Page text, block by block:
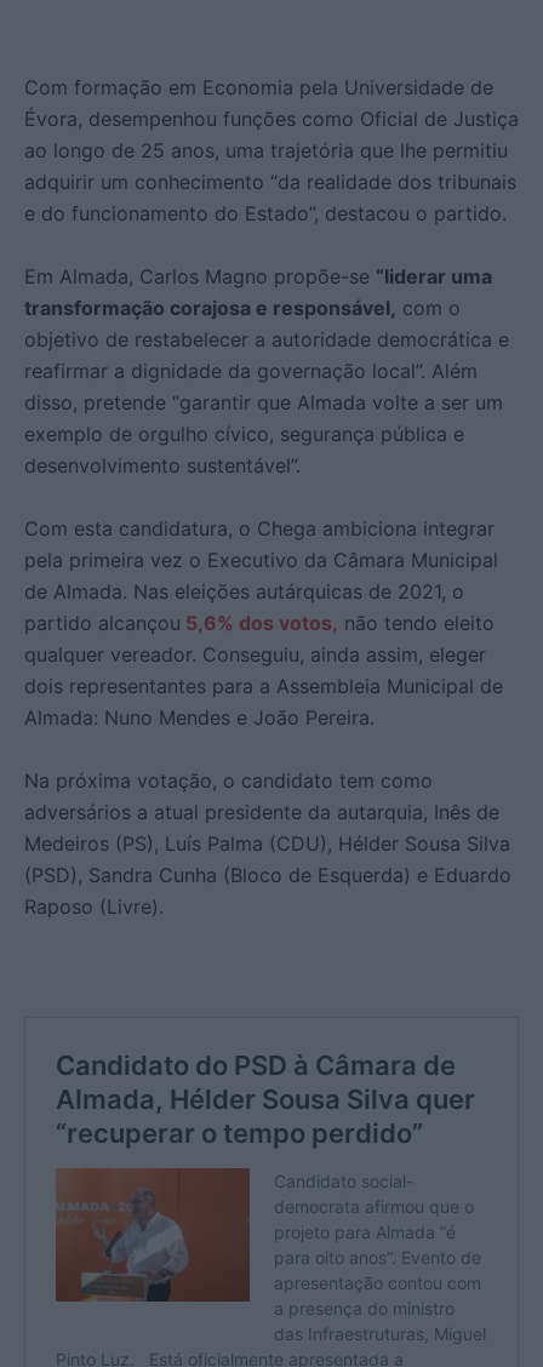
Com formação em Economia pela Universidade de
Évora, desempenhou funções como Oficial de Justiça
ao longo de 25 anos, uma trajetória que lhe permitiu
adquirir um conhecimento “da realidade dos tribunais
e do funcionamento do Estado”, destacou o partido.
Em Almada, Carlos Magno propõe-se “liderar uma
transformação corajosa e responsável, com o
objetivo de restabelecer a autoridade democrática e
reafirmar a dignidade da governação local”. Além
disso, pretende “garantir que Almada volte a ser um
exemplo de orgulho cívico, segurança pública e
desenvolvimento sustentável”.
Com esta candidatura, o Chega ambiciona integrar
pela primeira vez o Executivo da Câmara Municipal
de Almada. Nas eleições autárquicas de 2021, o
partido alcançou 5,6% dos votos, não tendo eleito
qualquer vereador. Conseguiu, ainda assim, eleger
dois representantes para a Assembleia Municipal de
Almada: Nuno Mendes e João Pereira.
Na próxima votação, o candidato tem como
adversários a atual presidente da autarquia, Inês de
Medeiros (PS), Luís Palma (CDU), Hélder Sousa Silva
(PSD), Sandra Cunha (Bloco de Esquerda) e Eduardo
Raposo (Livre).